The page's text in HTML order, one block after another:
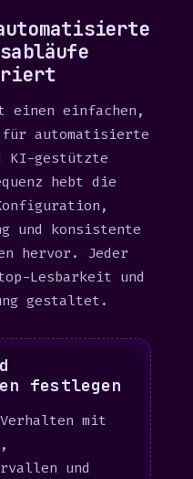
einen einfachen,
automatisierte
KI-gestützte
hebt die
und konsistente
hervor. Jeder
Lesbarkeit und
gestaltet.
festlegen
mit
und